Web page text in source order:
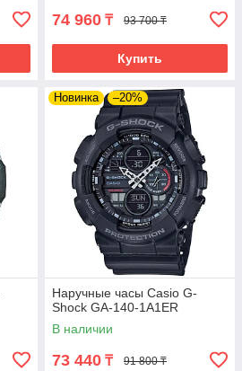
74 960 ₸ 93 700 ₸
Купить
Новинка –20%
Наручные часы Casio G-
Shock GA-140-1A1ER
В наличии
73 440 ₸ 91 800 ₸